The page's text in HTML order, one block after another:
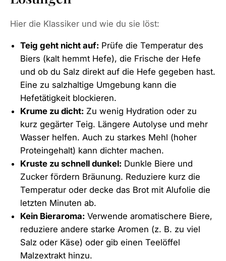
Hier die Klassiker und wie du sie löst:
Teig geht nicht auf: Prüfe die Temperatur des
Biers (kalt hemmt Hefe), die Frische der Hefe
und ob du Salz direkt auf die Hefe gegeben hast.
Eine zu salzhaltige Umgebung kann die
Hefetätigkeit blockieren.
Krume zu dicht: Zu wenig Hydration oder zu
kurz gegärter Teig. Längere Autolyse und mehr
Wasser helfen. Auch zu starkes Mehl (hoher
Proteingehalt) kann dichter machen.
Kruste zu schnell dunkel: Dunkle Biere und
Zucker fördern Bräunung. Reduziere kurz die
Temperatur oder decke das Brot mit Alufolie die
letzten Minuten ab.
Kein Bieraroma: Verwende aromatischere Biere,
reduziere andere starke Aromen (z. B. zu viel
Salz oder Käse) oder gib einen Teelöffel
Malzextrakt hinzu.